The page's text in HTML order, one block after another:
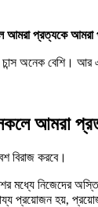
আমরা প্রত্যকে আমরা
চান্স অনেক
আমরা
বিরাজ করবে।
মধ্যে নিজেদের
প্রয়োজন হয়,